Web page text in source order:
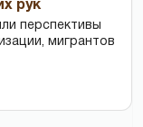
рук
перспективы
мигрантов